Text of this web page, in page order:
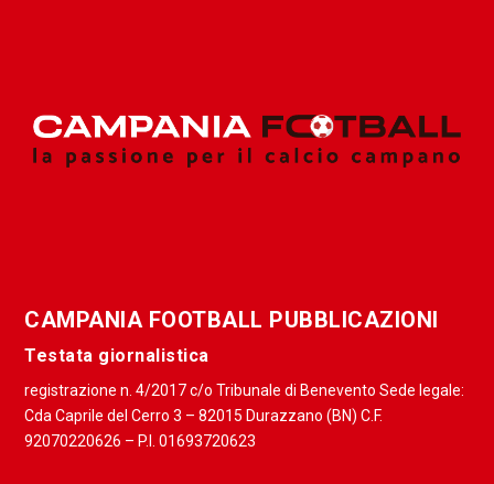
CAMPANIA FOOTBALL PUBBLICAZIONI
Testata giornalistica
registrazione n. 4/2017 c/o Tribunale di Benevento Sede legale:
Cda Caprile del Cerro 3 – 82015 Durazzano (BN) C.F.
92070220626 – P.I. 01693720623